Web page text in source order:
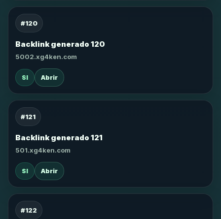
#120
Backlink generado 120
5002.xg4ken.com
SI Abrir
#121
Backlink generado 121
501.xg4ken.com
SI Abrir
#122